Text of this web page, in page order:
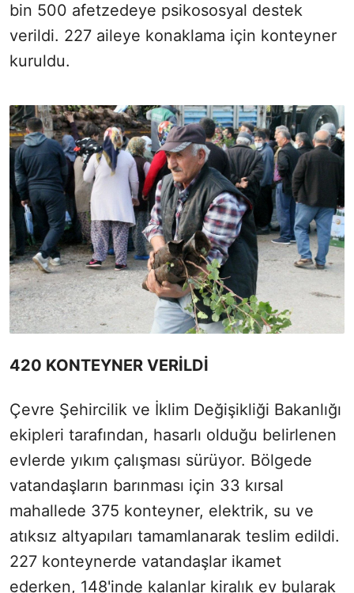
bin 500 afetzedeye psikososyal destek
verildi. 227 aileye konaklama için konteyner
kuruldu.
420 KONTEYNER VERİLDİ
Çevre Şehircilik ve İklim Değişikliği Bakanlığı
ekipleri tarafından, hasarlı olduğu belirlenen
evlerde yıkım çalışması sürüyor. Bölgede
vatandaşların barınması için 33 kırsal
mahallede 375 konteyner, elektrik, su ve
atıksız altyapıları tamamlanarak teslim edildi.
227 konteynerde vatandaşlar ikamet
ederken, 148'inde kalanlar kiralık ev bularak